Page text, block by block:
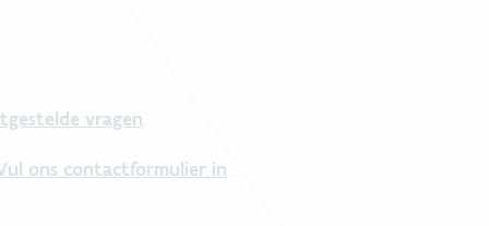
vragen
ons contactformulier in